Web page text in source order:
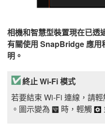
相機和智慧型裝置現在已透
有關使用 SnapBridge應用
明。
終止 Wi-Fi 模式
若要結束 Wi-Fi 連線，請輕
。圖示變為
時，輕觸